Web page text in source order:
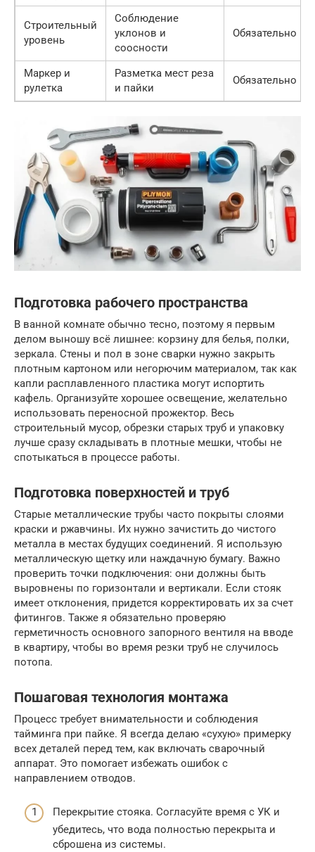
Строительный
уровень
Соблюдение
уклонов и
соосности
Обязательно
Маркер и
рулетка
Разметка мест реза
и пайки
Обязательно
Подготовка рабочего пространства
В ванной комнате обычно тесно, поэтому я первым
делом выношу всё лишнее: корзину для белья, полки,
зеркала. Стены и пол в зоне сварки нужно закрыть
плотным картоном или негорючим материалом, так как
капли расплавленного пластика могут испортить
кафель. Организуйте хорошее освещение, желательно
использовать переносной прожектор. Весь
строительный мусор, обрезки старых труб и упаковку
лучше сразу складывать в плотные мешки, чтобы не
спотыкаться в процессе работы.
Подготовка поверхностей и труб
Старые металлические трубы часто покрыты слоями
краски и ржавчины. Их нужно зачистить до чистого
металла в местах будущих соединений. Я использую
металлическую щетку или наждачную бумагу. Важно
проверить точки подключения: они должны быть
выровнены по горизонтали и вертикали. Если стояк
имеет отклонения, придется корректировать их за счет
фитингов. Также я обязательно проверяю
герметичность основного запорного вентиля на вводе
в квартиру, чтобы во время резки труб не случилось
потопа.
Пошаговая технология монтажа
Процесс требует внимательности и соблюдения
тайминга при пайке. Я всегда делаю «сухую» примерку
всех деталей перед тем, как включать сварочный
аппарат. Это помогает избежать ошибок с
направлением отводов.
Перекрытие стояка. Согласуйте время с УК и
убедитесь, что вода полностью перекрыта и
сброшена из системы.